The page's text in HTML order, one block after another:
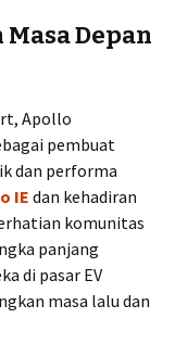
Depan
Apollo
pembuat
dan performa
IE dan kehadiran
komunitas
panjang
di pasar EV
masa lalu dan